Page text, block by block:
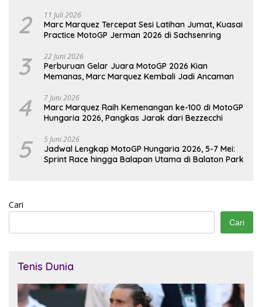
2 11 Juli 2026
Marc Marquez Tercepat Sesi Latihan Jumat, Kuasai
Practice MotoGP Jerman 2026 di Sachsenring
3 22 Juni 2026
Perburuan Gelar Juara MotoGP 2026 Kian
Memanas, Marc Marquez Kembali Jadi Ancaman
4 7 Juni 2026
Marc Marquez Raih Kemenangan ke-100 di MotoGP
Hungaria 2026, Pangkas Jarak dari Bezzecchi
5 5 Juni 2026
Jadwal Lengkap MotoGP Hungaria 2026, 5-7 Mei:
Sprint Race hingga Balapan Utama di Balaton Park
Cari
Cari
Tenis Dunia